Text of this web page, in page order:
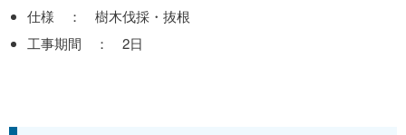
仕様 ： 樹木伐採・抜根
工事期間 ： 2日